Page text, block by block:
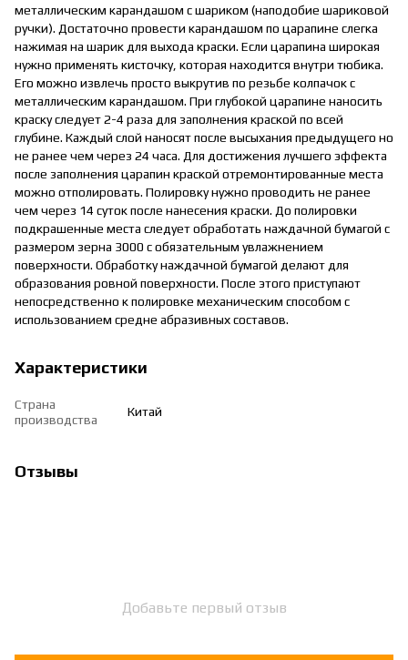
металлическим карандашом с шариком (наподобие шариковой
ручки). Достаточно провести карандашом по царапине слегка
нажимая на шарик для выхода краски. Если царапина широкая
нужно применять кисточку, которая находится внутри тюбика.
Его можно извлечь просто выкрутив по резьбе колпачок с
металлическим карандашом. При глубокой царапине наносить
краску следует 2-4 раза для заполнения краской по всей
глубине. Каждый слой наносят после высыхания предыдущего но
не ранее чем через 24 часа. Для достижения лучшего эффекта
после заполнения царапин краской отремонтированные места
можно отполировать. Полировку нужно проводить не ранее
чем через 14 суток после нанесения краски. До полировки
подкрашенные места следует обработать наждачной бумагой с
размером зерна 3000 с обязательным увлажнением
поверхности. Обработку наждачной бумагой делают для
образования ровной поверхности. После этого приступают
непосредственно к полировке механическим способом с
использованием средне абразивных составов.
Характеристики
Страна
производства
Китай
Отзывы
Добавьте первый отзыв